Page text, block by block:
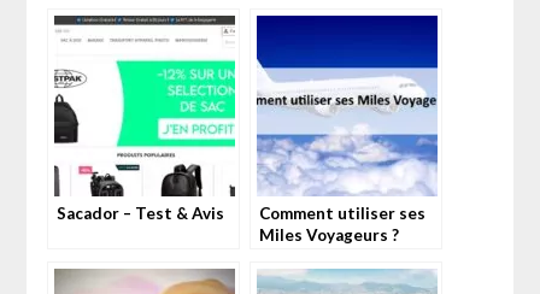
Sacador – Test & Avis
Comment utiliser ses
Miles Voyageurs ?